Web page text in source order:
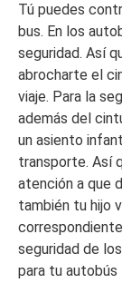
Tú puedes
bus. En los
seguridad. Así
abrocharte el
viaje. Para la
además del
un asiento
transporte. Así
atención a que
también tu hijo
seguridad de
para tu autobús